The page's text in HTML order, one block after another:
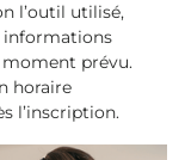
l’outil utilisé,
informations
moment prévu.
horaire
l’inscription.